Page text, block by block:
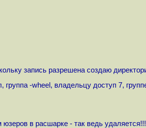
запись разрешена создаю
-wheel, владельцу доступ 7,
в расшарке - так ведь